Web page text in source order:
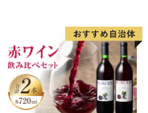
を行ってください。自治
トセブンコンサルティン
能です。